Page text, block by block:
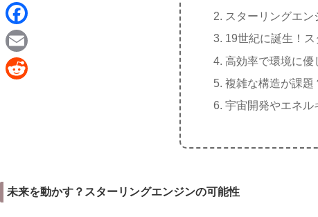
スターリングエ
19世紀に誕生！
高効率で環境に優
複雑な構造が課題
宇宙開発やエネル
未来を動かす？スターリングエンジンの可能性
n
e
X
F
a
c
k
E